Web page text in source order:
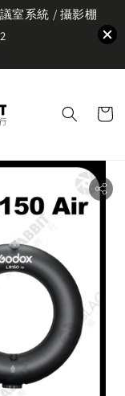
室系統 / 攝影棚